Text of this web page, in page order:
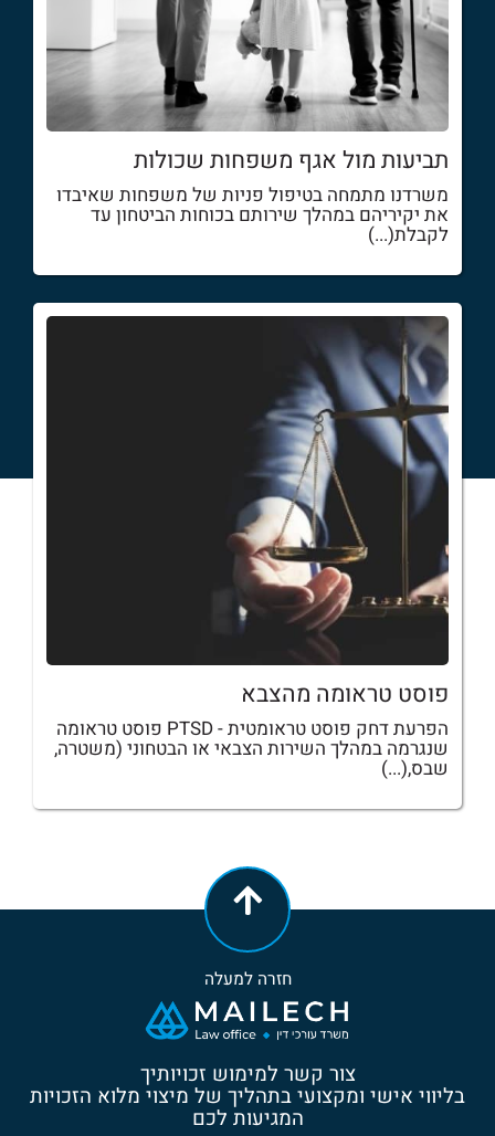
תביעות מול אגף משפחות שכולות
משרדנו מתמחה בטיפול פניות של משפחות שאיבדו
את יקיריהם במהלך שירותם בכוחות הביטחון עד
לקבלת(...)
פוסט טראומה מהצבא
הפרעת דחק פוסט טראומטית - PTSD פוסט טראומה
שנגרמה במהלך השירות הצבאי או הבטחוני (משטרה,
שבס,(...)
חזרה למעלה
צור קשר למימוש זכויותיך
בליווי אישי ומקצועי בתהליך של מיצוי מלוא הזכויות
המגיעות לכם